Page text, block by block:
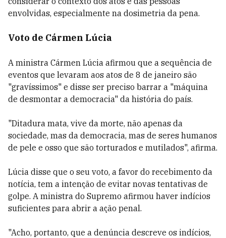
envolvidas, especialmente na dosimetria da pena.
Voto de Cármen Lúcia
A ministra Cármen Lúcia afirmou que a sequência de
eventos que levaram aos atos de 8 de janeiro são
"gravíssimos" e disse ser preciso barrar a "máquina
de desmontar a democracia" da história do país.
"Ditadura mata, vive da morte, não apenas da
sociedade, mas da democracia, mas de seres humanos
de pele e osso que são torturados e mutilados", afirma.
Lúcia disse que o seu voto, a favor do recebimento da
notícia, tem a intenção de evitar novas tentativas de
golpe. A ministra do Supremo afirmou haver indícios
suficientes para abrir a ação penal.
"Acho, portanto, que a denúncia descreve os indícios,